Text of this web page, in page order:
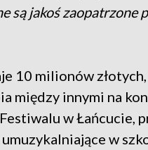
są jakoś zaopatrzone
10 milionów
między innymi na
w Łańcucie,
w